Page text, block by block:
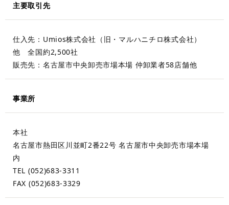
主要取引先
仕入先：Umios株式会社（旧・マルハニチロ株式会社）
他 全国約2,500社
販売先：名古屋市中央卸売市場本場 仲卸業者58店舗他
事業所
本社
名古屋市熱田区川並町2番22号 名古屋市中央卸売市場本場
内
TEL (052)683-3311
FAX (052)683-3329